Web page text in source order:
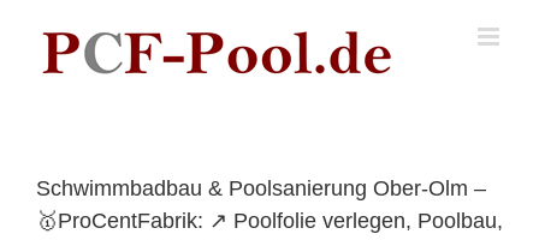
content
Schwimmbadbau & Poolsanierung Ober-Olm –
🥇ProCentFabrik: ↗️ Poolfolie verlegen, Poolbau,